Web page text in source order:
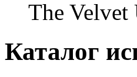
The Velvet
Каталог